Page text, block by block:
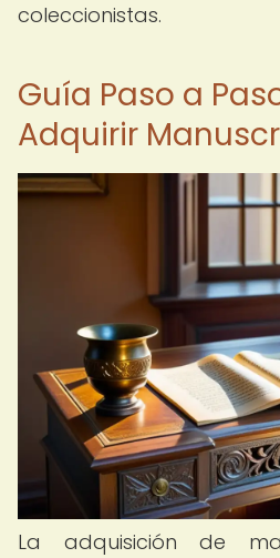
coleccionistas.
Guía Paso a
Adquirir
La adquisición de